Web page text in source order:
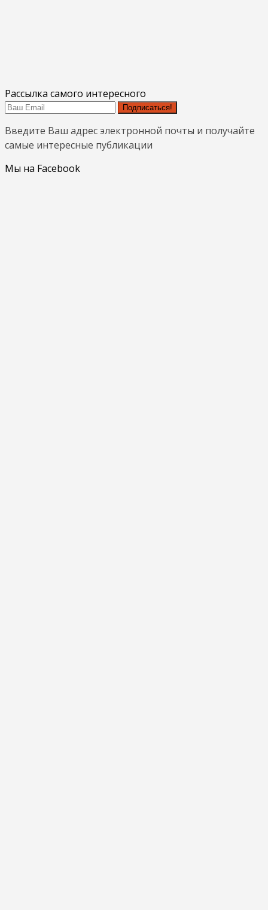
Рассылка самого интересного
Подписаться!
Введите Ваш адрес электронной почты и получайте
самые интересные публикации
Мы на Facebook